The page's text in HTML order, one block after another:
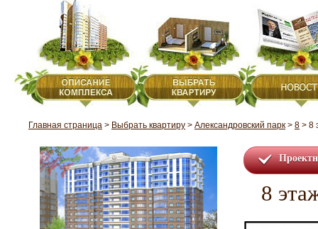
Главная страница > Выбрать квартиру > Александровский парк > 8 > 8
8